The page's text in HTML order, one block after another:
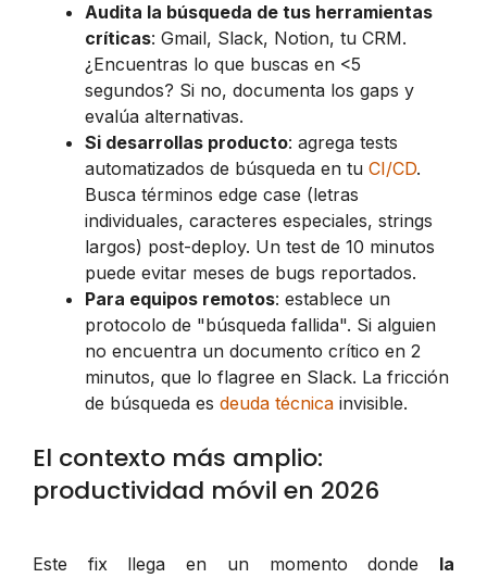
Audita la búsqueda de tus herramientas
críticas: Gmail, Slack, Notion, tu CRM.
¿Encuentras lo que buscas en <5
segundos? Si no, documenta los gaps y
evalúa alternativas.
Si desarrollas producto: agrega tests
automatizados de búsqueda en tu CI/CD.
Busca términos edge case (letras
individuales, caracteres especiales, strings
largos) post-deploy. Un test de 10 minutos
puede evitar meses de bugs reportados.
Para equipos remotos: establece un
protocolo de "búsqueda fallida". Si alguien
no encuentra un documento crítico en 2
minutos, que lo flagree en Slack. La fricción
de búsqueda es deuda técnica invisible.
El contexto más amplio:
productividad móvil en 2026
Este fix llega en un momento donde la